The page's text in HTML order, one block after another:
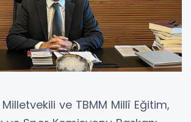
ve TBMM Millî Eğitim,